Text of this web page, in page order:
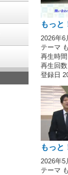
もっと
2026年6
テーマ
再生時
再生回
登録日
もっと
2026年
テーマ